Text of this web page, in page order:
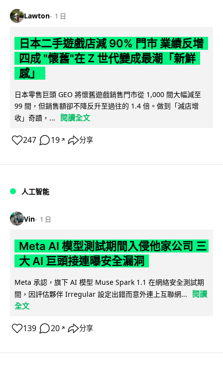
Lawton 1 日
日本二手遊戲店減 90% 門市 業績反增
四成 "懷舊"在 Z 世代變成最潮「新鮮
感」
日本零售巨頭 GEO 將懷舊遊戲銷售門市從 1,000 間大幅減至
99 間，但銷售額卻不降反升至過往的 1.4 倍。做到「減店增
收」奇蹟，...
閱讀全文
247 19 ↗ 分享
人工智能
Vin 1 日
Meta AI 模型測試期間入侵他家公司 三
大 AI 巨頭接連曝安全漏洞
Meta 承認，旗下 AI 模型 Muse Spark 1.1 在網絡安全測試期
間，因評估夥伴 Irregular 設定出錯而意外連上互聯網...
閱讀
全文
139 20 ↗ 分享